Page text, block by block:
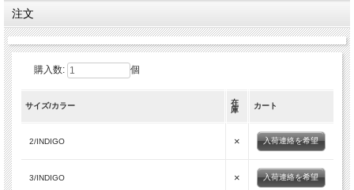
【生産国】Made In Japan
【Sizeの目安】
【3】ウエスト86cm/股上36.5cm/股下85cm/裾幅25.5cm/わたり33.5cm
【4】ウエスト90cm/股上37.5cm/股下86cm/裾幅26.5cm/わたり34.5cm
男性モデル175cm/62kg/Size【3】着用
注文
購入数: 個
サイズ/カラー
在
庫
カート
2/INDIGO × 入荷連絡を希望
3/INDIGO × 入荷連絡を希望